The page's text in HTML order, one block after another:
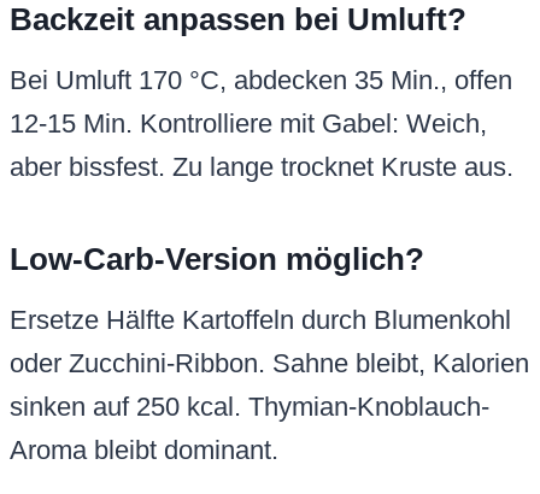
Backzeit anpassen bei Umluft?
Bei Umluft 170 °C, abdecken 35 Min., offen
12-15 Min. Kontrolliere mit Gabel: Weich,
aber bissfest. Zu lange trocknet Kruste aus.
Low-Carb-Version möglich?
Ersetze Hälfte Kartoffeln durch Blumenkohl
oder Zucchini-Ribbon. Sahne bleibt, Kalorien
sinken auf 250 kcal. Thymian-Knoblauch-
Aroma bleibt dominant.